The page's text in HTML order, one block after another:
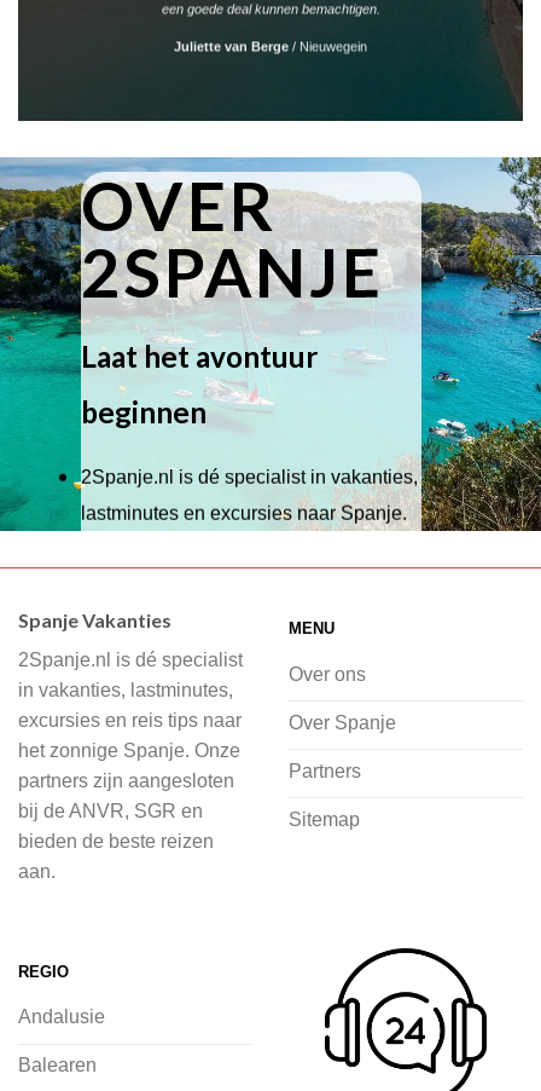
een goede deal kunnen bemachtigen.
Juliette van Berge / Nieuwegein
OVER
2SPANJE
Laat het avontuur
beginnen
2Spanje.nl is dé specialist in vakanties,
lastminutes en excursies naar Spanje.
Wij hebben een breed scala aan
of je nu wilt relaxen op het strand,
cultuur wilt ontdekken of avontuur zoekt
in de natuur.
Bij 2Spanje.nl begint de voorpret al
voordat je het vliegtuig instapt, door
inspiratie op te doen over dit zonnige
vliegvakantie zoeken en boeken bij
2Spanje.nl, met een team dat altijd
klaarstaat om eventuele vragen te
beantwoorden en ervoor te zorgen dat
Spanje Vakanties
2Spanje.nl is dé specialist
in vakanties, lastminutes,
excursies en reis tips naar
het zonnige Spanje. Onze
partners zijn aangesloten
bij de ANVR, SGR en
bieden de beste reizen
aan.
MENU
Over ons
Over Spanje
Partners
Sitemap
REGIO
Andalusie
Balearen